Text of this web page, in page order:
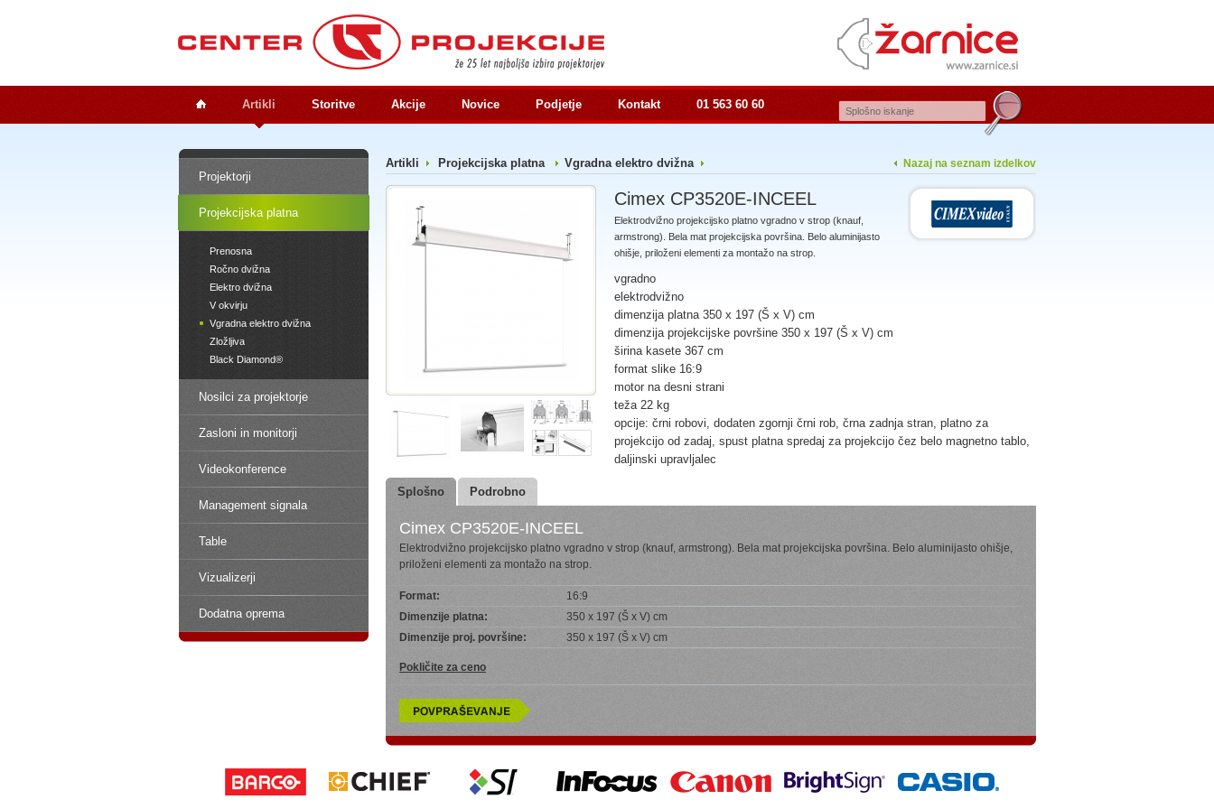
Artikli Storitve Akcije Novice Podjetje Kontakt 01 563 60 60
Projektorji
Projekcijska platna
Prenosna
Ročno dvižna
Elektro dvižna
V okvirju
Vgradna elektro dvižna
Zložljiva
Black Diamond®
Nosilci za projektorje
Zasloni in monitorji
Videokonference
Management signala
Table
Vizualizerji
Dodatna oprema
Nazaj na seznam izdelkov
Artikli Projekcijska platna Vgradna elektro dvižna
Cimex CP3520E-INCEEL
Elektrodvižno projekcijsko platno vgradno v strop (knauf,
armstrong). Bela mat projekcijska površina. Belo aluminijasto
ohišje, priloženi elementi za montažo na strop.
vgradno
elektrodvižno
dimenzija platna 350 x 197 (Š x V) cm
dimenzija projekcijske površine 350 x 197 (Š x V) cm
širina kasete 367 cm
format slike 16:9
motor na desni strani
teža 22 kg
opcije: črni robovi, dodaten zgornji črni rob, črna zadnja stran, platno za
projekcijo od zadaj, spust platna spredaj za projekcijo čez belo magnetno tablo,
daljinski upravljalec
Splošno Podrobno
Cimex CP3520E-INCEEL
Elektrodvižno projekcijsko platno vgradno v strop (knauf, armstrong). Bela mat projekcijska površina. Belo aluminijasto ohišje,
priloženi elementi za montažo na strop.
Format:
16:9
Dimenzije platna:
350 x 197 (Š x V) cm
Dimenzije proj. površine:
350 x 197 (Š x V) cm
Pokličite za ceno